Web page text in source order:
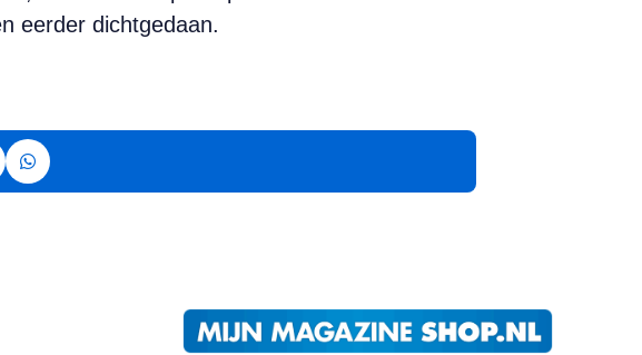
eerder dichtgedaan.
via e-mail
Deel via WhatsApp